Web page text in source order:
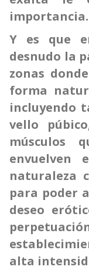
importancia.
Y es que
desnudo la
zonas
forma
incluyendo
vello
músculos
envuelven
naturaleza
para poder
deseo
alta